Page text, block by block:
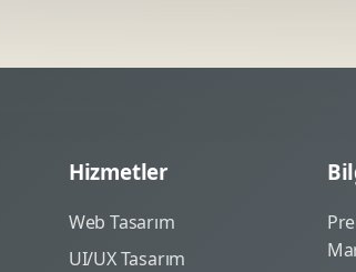
Hizmetler
Web Tasarım
UI/UX Tasarım